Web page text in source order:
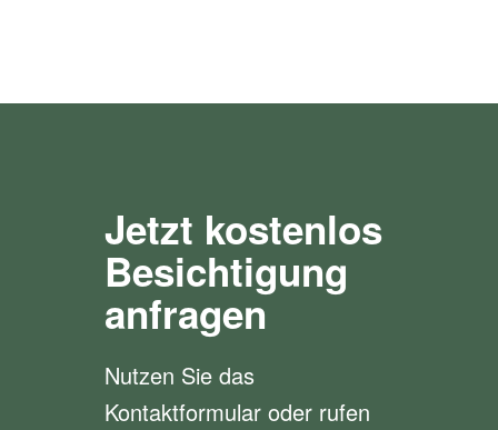
Jetzt kostenlos
Besichtigung
anfragen
Nutzen Sie das
Kontaktformular oder rufen